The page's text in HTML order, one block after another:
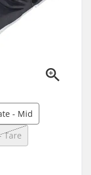
- Mid
Tare